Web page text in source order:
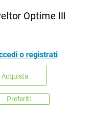
Optime III
o registrati
Acquista
Preferiti